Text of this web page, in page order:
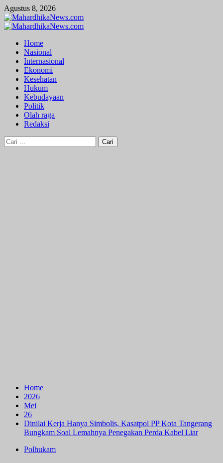
Skip
to
content
Agustus 8, 2026
Primary
Home
Nasional
Internasional
Ekonomi
Kesehatan
Hukum
Kebudayaan
Politik
Olah raga
Redaksi
Cari
untuk:
Home
2026
Mei
26
Dinilai Kerja Hanya Simbolis, Kasatpol PP Kota Tangerang
Bungkam Soal Lemahnya Penegakan Perda Kabel Liar
Polhukam